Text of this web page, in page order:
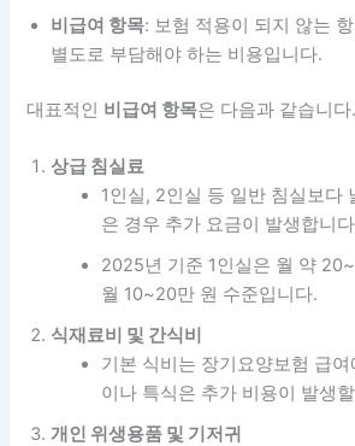
비급여 항목: 보험 적용이 되지 않는
별도로 부담해야 하는 비용입니다.
대표적인 비급여 항목은 다음과 같습니다.
상급 침실료
1인실, 2인실 등 일반 침실보다
은 경우 추가 요금이 발생합니
2025년 기준 1인실은 월 약
월 10~20만 원 수준입니다.
식재료비 및 간식비
기본 식비는 장기요양보험 급
이나 특식은 추가 비용이 발생
개인 위생용품 및 기저귀